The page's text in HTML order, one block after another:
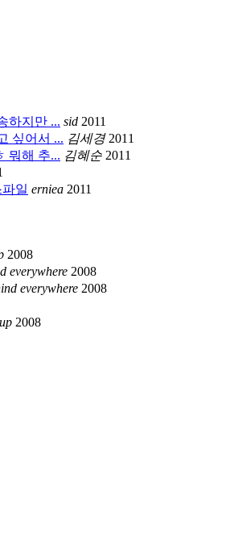
하지만 ... sid 2011
싶어서 ... 김세경 2011
뭐해 추... 김혜순 2011
일 erniea 2011
2008
everywhere 2008
everywhere 2008
2008